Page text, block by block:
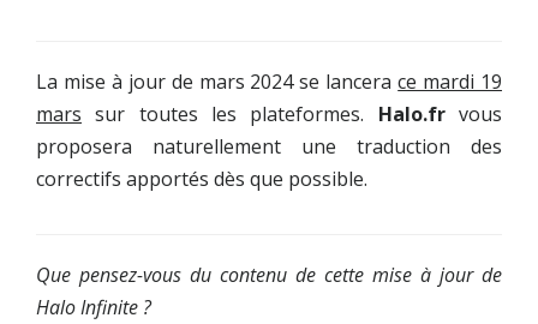
La mise à jour de mars 2024 se lancerace mardi 19
mars sur toutes les plateformes. Halo.frvous
proposera naturellement une traduction des
correctifs apportés dès que possible.
Que pensez-vous du contenu de cette mise à jour de
Halo Infinite ?